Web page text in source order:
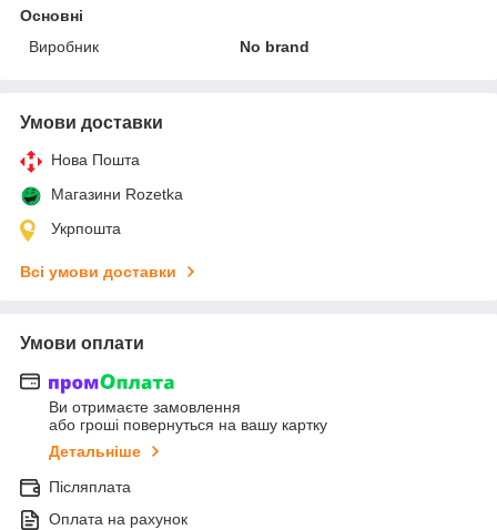
Основні
Виробник
No brand
Умови доставки
Нова Пошта
Магазини Rozetka
Укрпошта
Всі умови доставки
Умови оплати
Ви отримаєте замовлення
або гроші повернуться на вашу картку
Детальніше
Післяплата
Оплата на рахунок